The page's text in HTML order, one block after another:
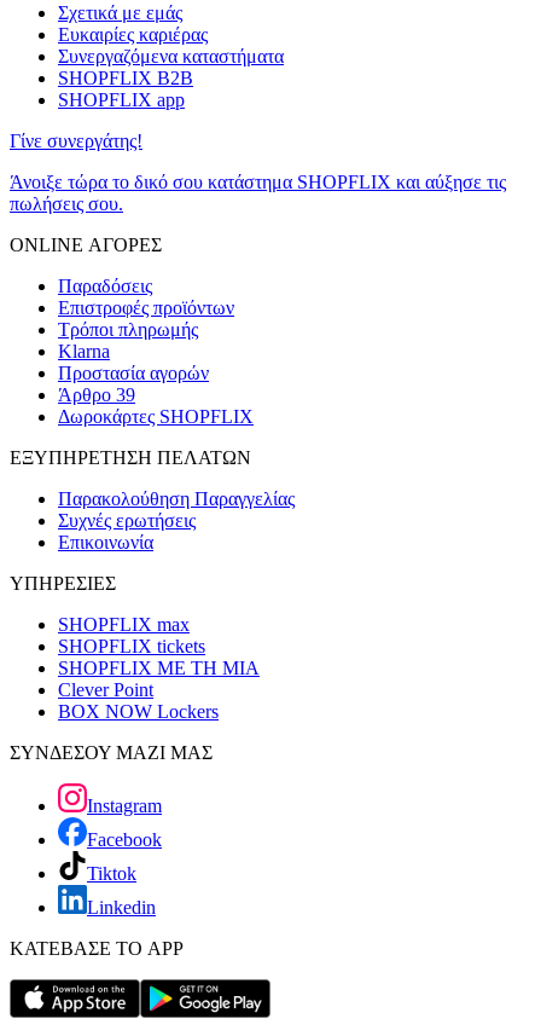
Σχετικά με εμάς
Ευκαιρίες καριέρας
Συνεργαζόμενα καταστήματα
SHOPFLIX B2B
SHOPFLIX app
Γίνε συνεργάτης!
Άνοιξε τώρα το δικό σου κατάστημα SHOPFLIX και αύξησε τις
πωλήσεις σου.
ONLINE ΑΓΟΡΕΣ
Παραδόσεις
Επιστροφές προϊόντων
Τρόποι πληρωμής
Klarna
Προστασία αγορών
Άρθρο 39
Δωροκάρτες SHOPFLIX
ΕΞΥΠΗΡΕΤΗΣΗ ΠΕΛΑΤΩΝ
Παρακολούθηση Παραγγελίας
Συχνές ερωτήσεις
Επικοινωνία
ΥΠΗΡΕΣΙΕΣ
SHOPFLIX max
SHOPFLIX tickets
SHOPFLIX ΜΕ ΤΗ ΜΙΑ
Clever Point
BOX NOW Lockers
ΣΥΝΔΕΣΟΥ ΜΑΖΙ ΜΑΣ
Instagram
Facebook
Tiktok
Linkedin
ΚΑΤΕΒΑΣΕ ΤΟ APP